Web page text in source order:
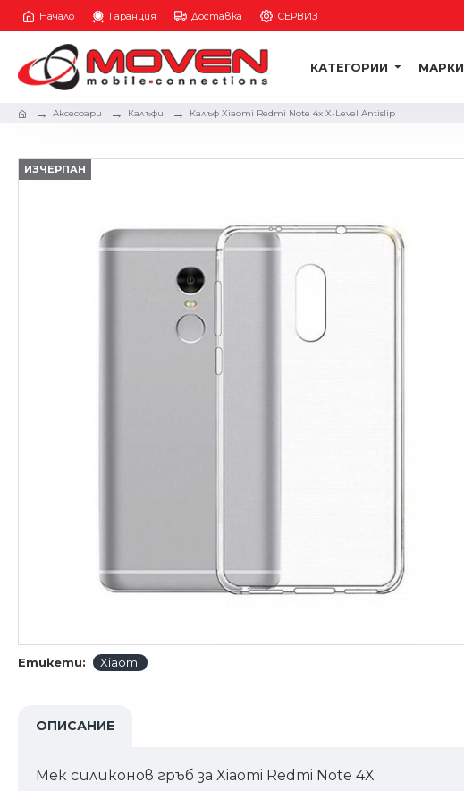
Начало Гаранция Доставка СЕРВИЗ
КАТЕГОРИИ МАРКИ
Аксесоари Калъфи Калъф Xiaomi Redmi Note 4x X-Level Antislip
ИЗЧЕРПАН
Етикети: Xiaomi
ОПИСАНИЕ
Мек силиконов гръб за Xiaomi Redmi Note 4X